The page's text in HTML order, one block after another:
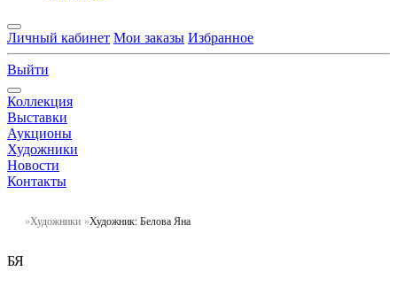
Личный кабинет Мои заказы Избранное
Выйти
Коллекция
Выставки
Аукционы
Художники
Новости
Контакты
Художники Художник: Белова Яна
БЯ